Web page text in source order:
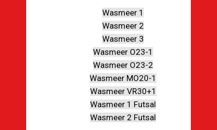
Wasmeer 1
Wasmeer 2
Wasmeer 3
Wasmeer O23-1
Wasmeer O23-2
Wasmeer MO20-1
Wasmeer VR30+1
Wasmeer 1 Futsal
Wasmeer 2 Futsal